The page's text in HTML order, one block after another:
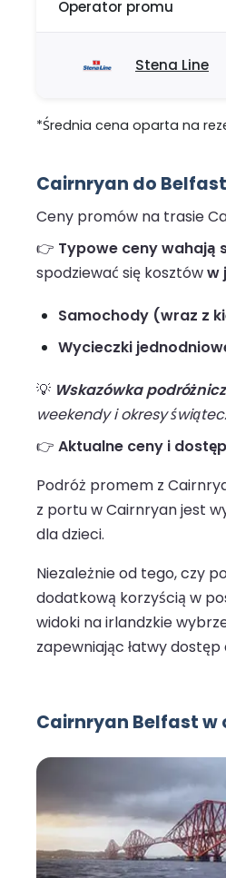
Operator promu
Stena Line
*Średnia cena oparta na
Cairnryan do
Ceny promów na trasie
👉 Typowe ceny wahają
spodziewać się kosztóww
Samochody (wraz z
Wycieczki
💡 Wskazówka
weekendy i okresy
👉 Aktualne ceny i
Podróż promem z
z portu w Cairnryan jest
dla dzieci.
Niezależnie od tego, czy
dodatkową korzyścią w
widoki na irlandzkie
zapewniając łatwy
Cairnryan Belfast w